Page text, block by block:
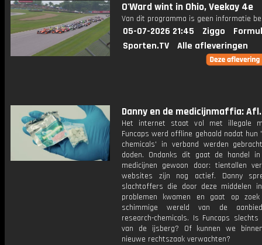
O'Ward wint in Ohio, Veekay 4e
Van dit programma is geen informatie
05-07-2026 21:45 Ziggo
Sporten.TV
Alle afleveringen
Danny en de medicijnmaffia:
Het internet staat vol met illegale
Funcaps werd offline gehaald nadat hun
chemicals' in verband werden
doden. Ondanks dit gaat de handel
medicijnen gewoon door: tientallen
websites zijn nog actief. Danny
slachtoffers die door deze middelen
problemen kwamen en gaat op
schimmige wereld van de
research-chemicals. Is Funcaps
van de ijsberg? Of kunnen we
nieuwe rechtszaak verwachten?